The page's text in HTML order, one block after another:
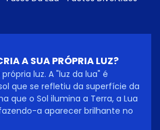
A SUA PRÓPRIA LUZ?
luz. A "luz da lua" é
que se refletiu da superfície da
que o Sol ilumina a Terra, a Lua
a aparecer brilhante no